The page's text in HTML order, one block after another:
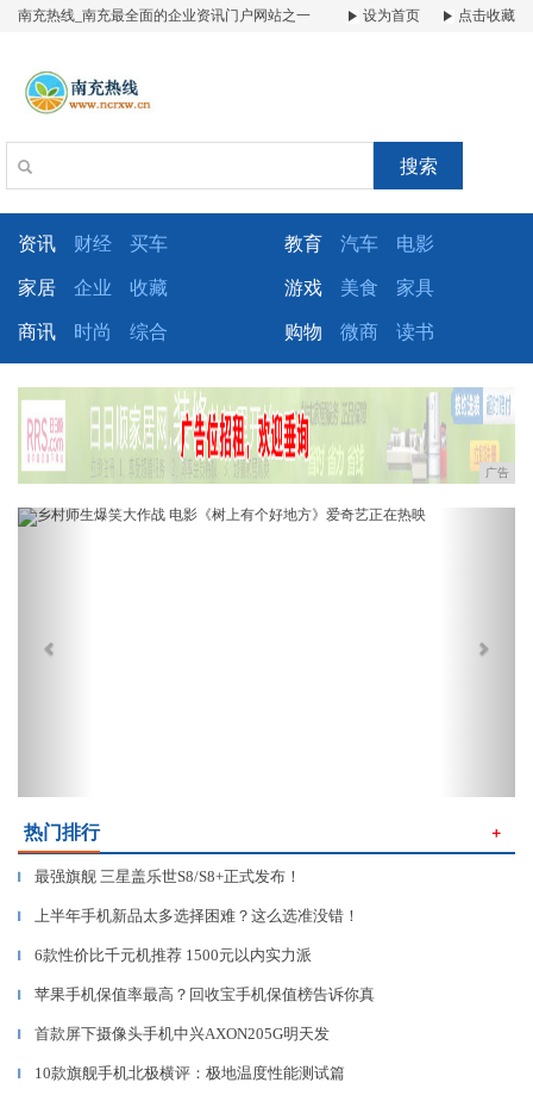
南充热线_南充最全面的企业资讯门户网站之一 设为首页 点击收藏
搜索
资讯 财经 买车 教育 汽车 电影
家居 企业 收藏 游戏 美食 家具
商讯 时尚 综合 购物 微商 读书
广告
Previous
热门排行 ＋
▎ 最强旗舰 三星盖乐世S8/S8+正式发布！
▎ 上半年手机新品太多选择困难？这么选准没错！
▎ 6款性价比千元机推荐 1500元以内实力派
▎ 苹果手机保值率最高？回收宝手机保值榜告诉你真
▎ 首款屏下摄像头手机中兴AXON205G明天发
▎ 10款旗舰手机北极横评：极地温度性能测试篇